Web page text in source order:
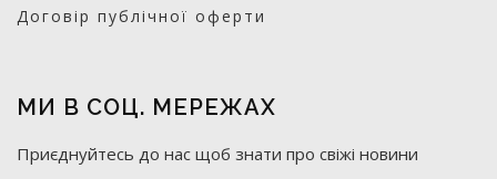
Договір публічної оферти
МИ В СОЦ. МЕРЕЖАХ
Приєднуйтесь до нас щоб знати про свіжі новини